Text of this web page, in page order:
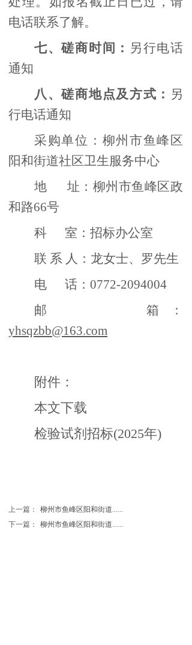
电话联系了解。
七、磋商时间： 另行电话
通知
八、磋商地点及方式： 另
行电话通知
采购单位：柳州市鱼峰区
阳和街道社区卫生服务中心
地
址：柳州市鱼峰区政
和路66号
科
室：招标办公室
联 系 人：龙女士、罗先生
电
话：0772-2094004
邮
箱：
yhsqzbb@163.com
附件：
本文下载
检验试剂招标(2025年)
上一篇：
柳州市鱼峰区阳和街道......
下一篇：
柳州市鱼峰区阳和街道......